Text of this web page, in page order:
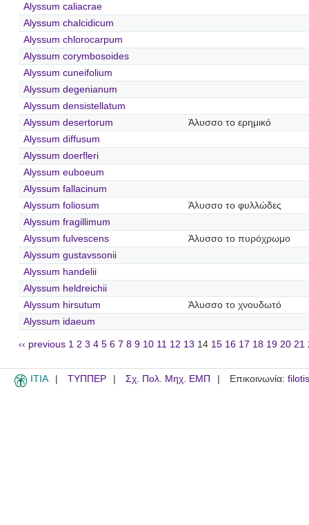
Alyssum caliacrae
Alyssum chalcidicum
Alyssum chlorocarpum
Alyssum corymbosoides
Alyssum cuneifolium
Alyssum degenianum
Alyssum densistellatum
Alyssum desertorum
Άλυσσο το ερημικό
Alyssum diffusum
Alyssum doerfleri
Alyssum euboeum
Alyssum fallacinum
Alyssum foliosum
Άλυσσο το φυλλώδες
Alyssum fragillimum
Alyssum fulvescens
Άλυσσο το πυρόχρωμο
Alyssum gustavssonii
Alyssum handelii
Alyssum heldreichii
Alyssum hirsutum
Άλυσσο το χνουδωτό
Alyssum idaeum
‹‹ previous 1 2 3 4 5 6 7 8 9 10 11 12 13 14 15 16 17 18 19 20 21
ITIA ΤΥΠΠΕΡ Σχ. Πολ. Μηχ. ΕΜΠ Επικοινωνία: